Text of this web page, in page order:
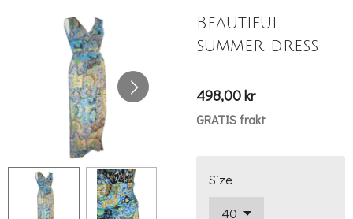
Beautiful
summer dress
498,00 kr
GRATIS frakt
Size